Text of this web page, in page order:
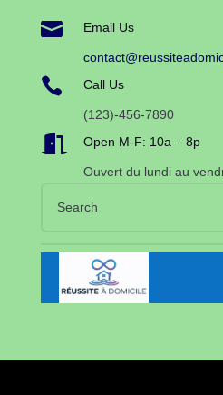
 Email Us
 Call Us
(123)-456-7890
 Open M-F: 10a – 8p
Ouvert du lundi au